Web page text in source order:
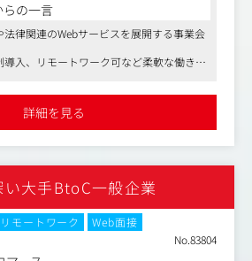
告の運用調整だけではなく、戦略立
ト設計、メディア設計、改善・グロ
っていただくため、裁量を持ってお
く、オフラインでのフィールドマーケ
マスマーケティング、イベントプロ
の戦略・立案（キーワード選定、試
リスティング広告の運用、SNS広告
の一言
律関連のWebサービスを展開する事業会
入、リモートワーク可など柔軟な働き方
ど、自己成長の後押しをしてくれる環境も
詳細を見る
大手BtoC一般企業
モートワーク
Web面接
No.83804